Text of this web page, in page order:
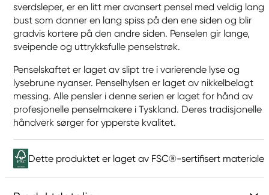
sverdsleper, er en litt mer avansert pensel med veldig lang
bust som danner en lang spiss på den ene siden og blir
gradvis kortere på den andre siden. Penselen gir lange,
sveipende og uttrykksfulle penselstrøk.
Penselskaftet er laget av slipt tre i varierende lyse og
lysebrune nyanser. Penselhylsen er laget av nikkelbelagt
messing. Alle pensler i denne serien er laget for hånd av
profesjonelle penselmakere i Tyskland. Deres tradisjonelle
håndverk sørger for ypperste kvalitet.
Dette produktet er laget av FSC®-sertifisert materiale